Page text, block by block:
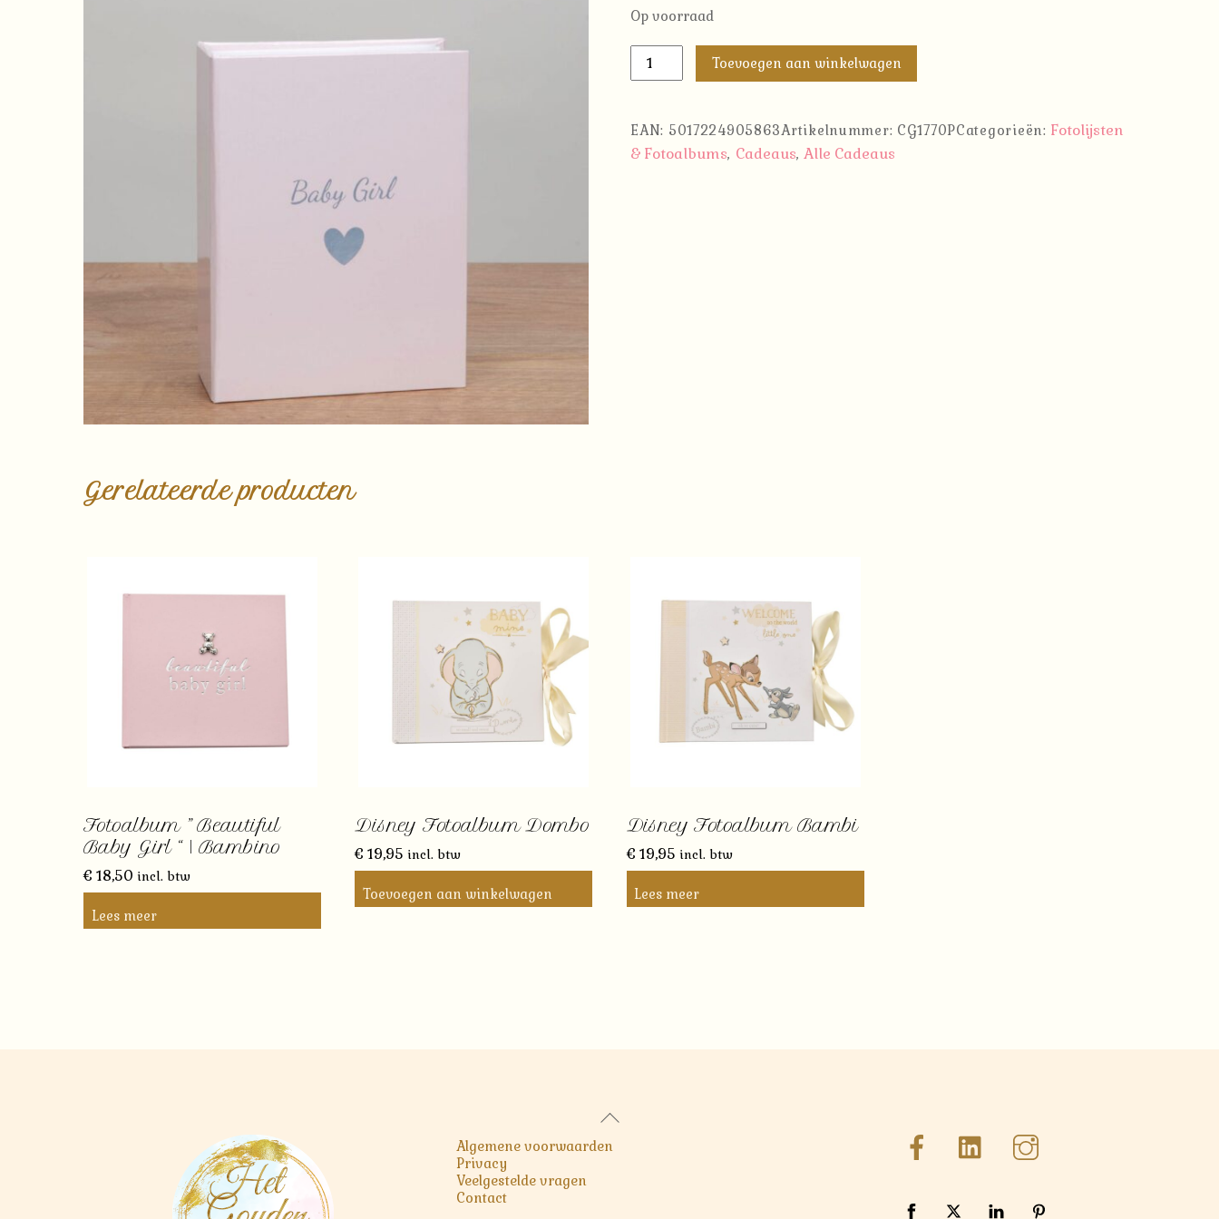
Op voorraad
Fotoalbum
Baby
aantal
Toevoegen aan winkelwagen
EAN: 5017224905863Artikelnummer: CG1770PCategorieën: Fotolijsten
& Fotoalbums, Cadeaus,Alle Cadeaus
Gerelateerde producten
Fotoalbum ” Beautiful
Baby Girl “ | Bambino
€ 18,50 incl. btw
Lees meer
Disney Fotoalbum Dombo
€ 19,95 incl. btw
Toevoegen aan winkelwagen
Disney Fotoalbum Bambi
€ 19,95 incl. btw
Lees meer
Back
Algemene voorwaarden
Privacy
Veelgestelde vragen
Contact